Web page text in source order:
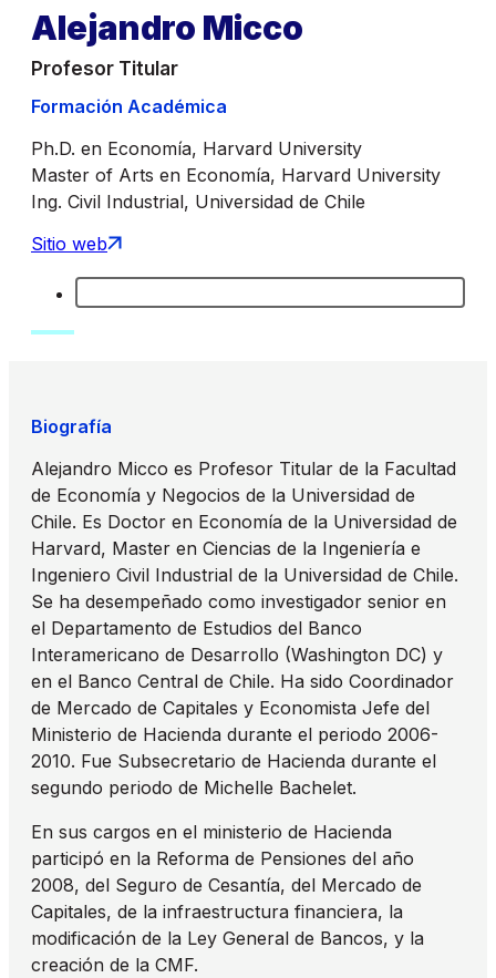
Alejandro Micco
Profesor Titular
Formación Académica
Ph.D. en Economía, Harvard University
Master of Arts en Economía, Harvard University
Ing. Civil Industrial, Universidad de Chile
Sitio web
Biografía
Alejandro Micco es Profesor Titular de la Facultad
de Economía y Negocios de la Universidad de
Chile. Es Doctor en Economía de la Universidad de
Harvard, Master en Ciencias de la Ingeniería e
Ingeniero Civil Industrial de la Universidad de Chile.
Se ha desempeñado como investigador senior en
el Departamento de Estudios del Banco
Interamericano de Desarrollo (Washington DC) y
en el Banco Central de Chile. Ha sido Coordinador
de Mercado de Capitales y Economista Jefe del
Ministerio de Hacienda durante el periodo 2006-
2010. Fue Subsecretario de Hacienda durante el
segundo periodo de Michelle Bachelet.
En sus cargos en el ministerio de Hacienda
participó en la Reforma de Pensiones del año
2008, del Seguro de Cesantía, del Mercado de
Capitales, de la infraestructura financiera, la
modificación de la Ley General de Bancos, y la
creación de la CMF.